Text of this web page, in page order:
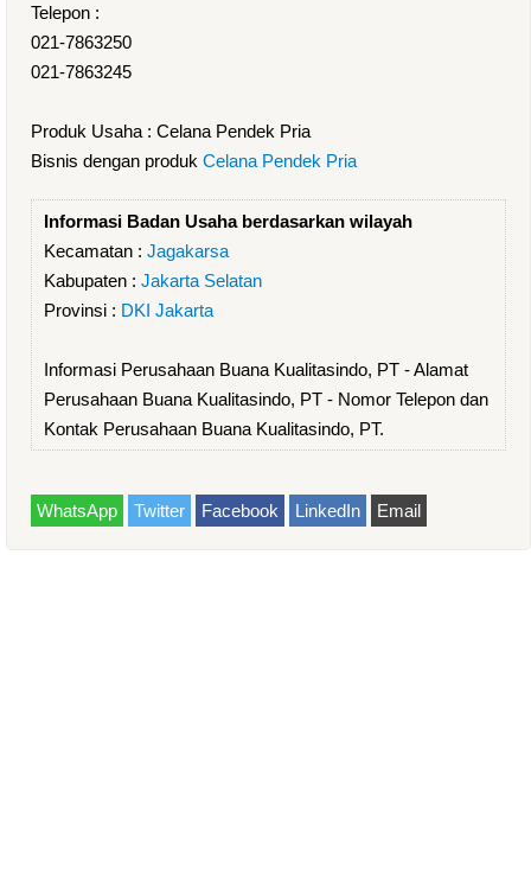
Telepon :
021-7863250
021-7863245
Produk Usaha : Celana Pendek Pria
Bisnis dengan produk Celana Pendek Pria
Informasi Badan Usaha berdasarkan wilayah
Kecamatan : Jagakarsa
Kabupaten : Jakarta Selatan
Provinsi : DKI Jakarta
Informasi Perusahaan Buana Kualitasindo, PT - Alamat
Perusahaan Buana Kualitasindo, PT - Nomor Telepon dan
Kontak Perusahaan Buana Kualitasindo, PT.
WhatsApp Twitter Facebook LinkedIn Email